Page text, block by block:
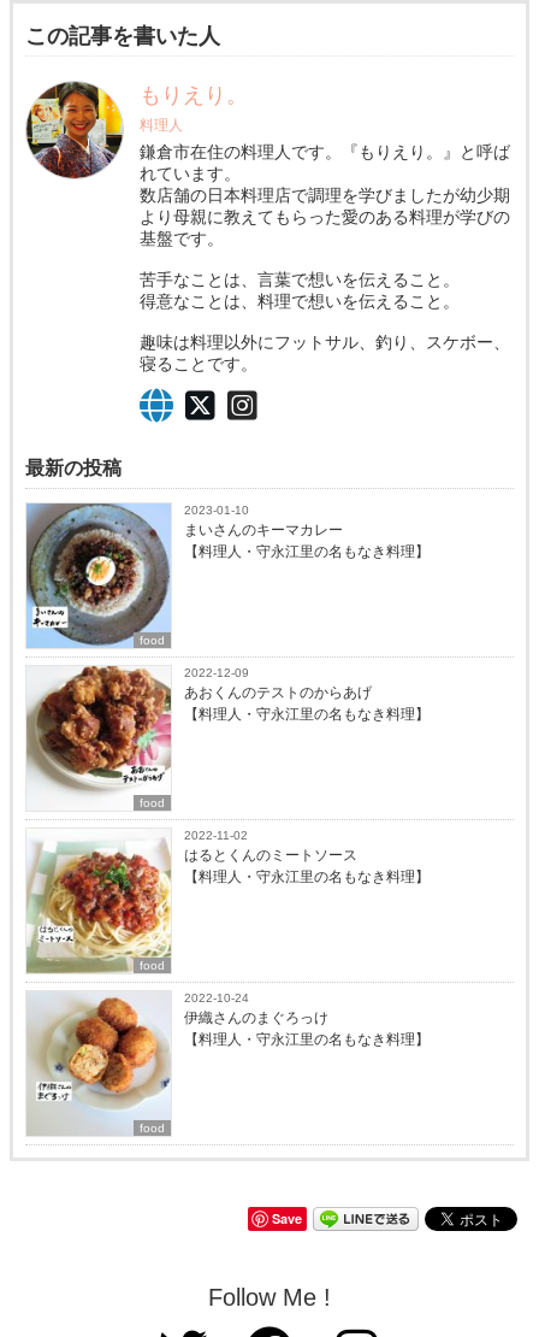
この記事を書いた人
もりえり。
料理人
鎌倉市在住の料理人です。『もりえり。』と呼ば
れています。
数店舗の日本料理店で調理を学びましたが幼少期
より母親に教えてもらった愛のある料理が学びの
基盤です。
苦手なことは、言葉で想いを伝えること。
得意なことは、料理で想いを伝えること。
趣味は料理以外にフットサル、釣り、スケボー、
寝ることです。
最新の投稿
food
2023-01-10
まいさんのキーマカレー
【料理人・守永江里の名もなき料理】
food
2022-12-09
あおくんのテストのからあげ
【料理人・守永江里の名もなき料理】
food
2022-11-02
はるとくんのミートソース
【料理人・守永江里の名もなき料理】
food
2022-10-24
伊織さんのまぐろっけ
【料理人・守永江里の名もなき料理】
Save
Follow Me !